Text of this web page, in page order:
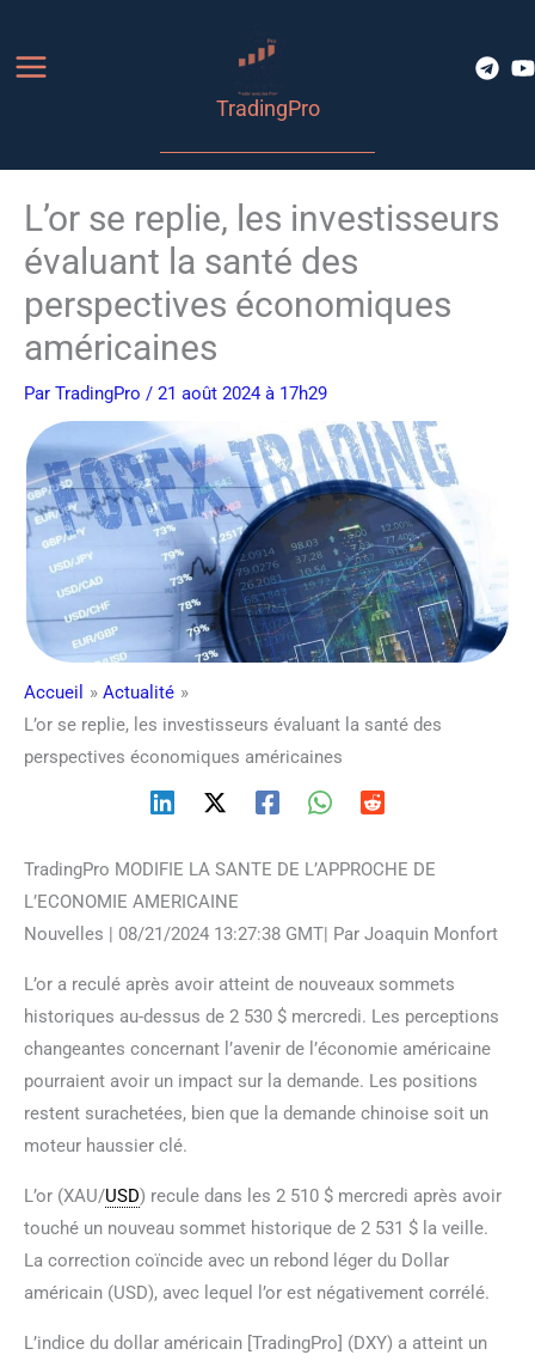
contenu
TradingPro
L’or se replie, les investisseurs
évaluant la santé des
perspectives économiques
américaines
Par TradingPro / 21 août 2024 à 17h29
Accueil
Actualité
L’or se replie, les investisseurs évaluant la santé des
perspectives économiques américaines
TradingPro MODIFIE LA SANTE DE L’APPROCHE DE
L’ECONOMIE AMERICAINE
Nouvelles | 08/21/2024 13:27:38 GMT| Par Joaquin Monfort
L’or a reculé après avoir atteint de nouveaux sommets
historiques au-dessus de 2 530 $ mercredi. Les perceptions
changeantes concernant l’avenir de l’économie américaine
pourraient avoir un impact sur la demande. Les positions
restent surachetées, bien que la demande chinoise soit un
moteur haussier clé.
L’or (XAU/USD) recule dans les 2 510 $ mercredi après avoir
touché un nouveau sommet historique de 2 531 $ la veille.
La correction coïncide avec un rebond léger du Dollar
américain (USD), avec lequel l’or est négativement corrélé.
L’indice du dollar américain [TradingPro] (DXY) a atteint un